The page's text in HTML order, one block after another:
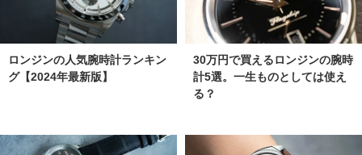
ロンジンの人気腕時計ランキン
グ【2024年最新版】
30万円で買えるロンジンの腕時
計5選。一生ものとしては使え
る？